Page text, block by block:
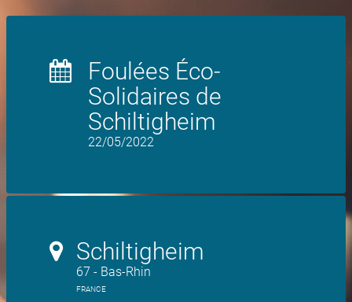
Foulées Éco-
Solidaires de
Schiltigheim
22/05/2022
Schiltigheim
67 - Bas-Rhin
FRANCE